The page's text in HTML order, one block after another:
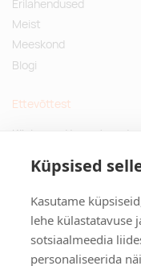
Küpsised
Kasutame
lehe külastatavuse
sotsiaalmeedia
personaliseerida
Erilahendused
Meist
Meeskond
Blogi
Ettevõttest
Küsimused ja vastused
Privaatsuspoliitika
Kontakt
Tulika põik 3, Tallinn
info@kinkston.ee